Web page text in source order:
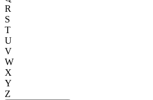
R
S
T
U
V
W
X
Y
Z